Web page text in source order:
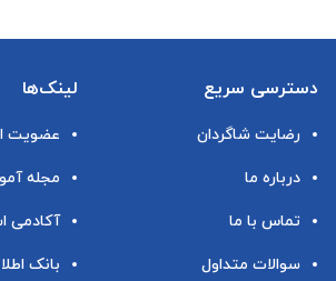
دسترسی سریع
رضایت شاگردان
درباره ما
تماس با ما
سوالات متداول
لینک‌ها
عضویت
مجله
آکادمی
بانک